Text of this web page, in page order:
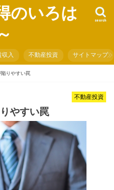
のいろは
search
収入 不動産投資 サイトマップ
りやすい罠
不動産投資
やすい罠